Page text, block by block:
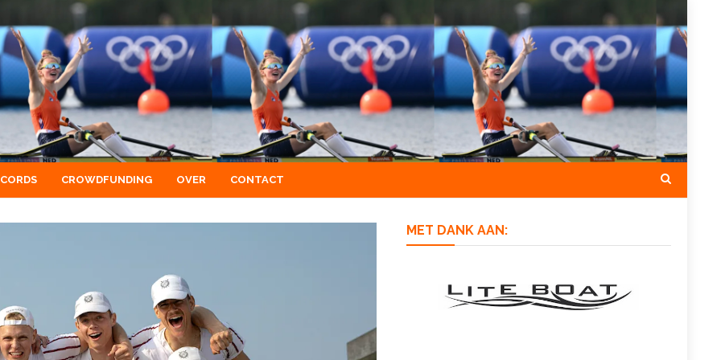
CROWDFUNDING OVER CONTACT
MET DANK AAN: